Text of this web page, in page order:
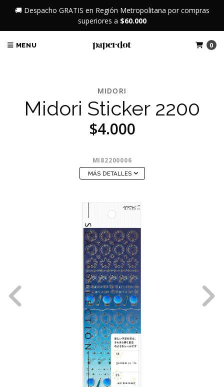
🚚 Despacho GRATIS en Región Metropolitana por compras
superiores a $60.000
MENU 0
MIDORI
Midori Sticker 2200
$4.000
MI82200006
MÁS DETALLES